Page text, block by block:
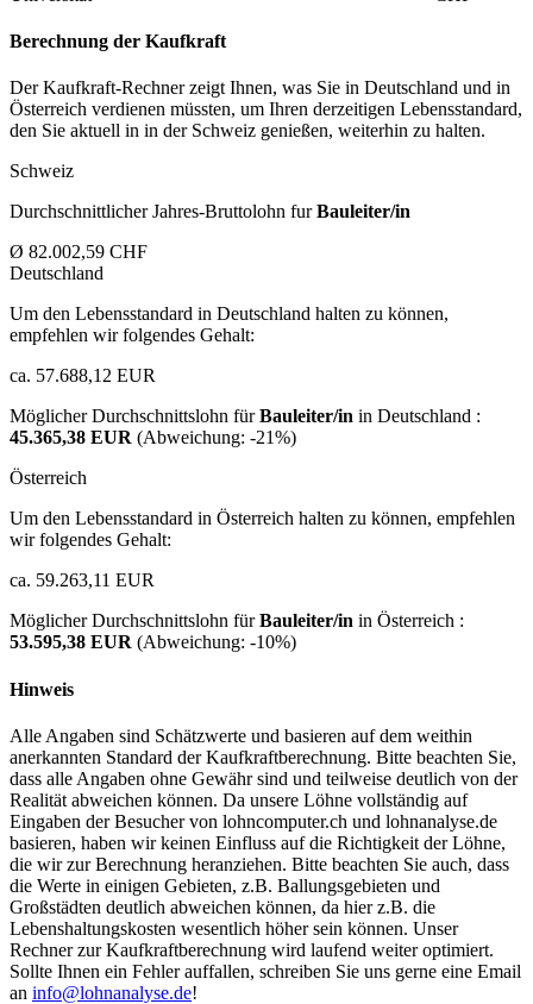
Berechnung der Kaufkraft
Der Kaufkraft-Rechner zeigt Ihnen, was Sie in Deutschland und in
Österreich verdienen müssten, um Ihren derzeitigen Lebensstandard,
den Sie aktuell in in der Schweiz genießen, weiterhin zu halten.
Schweiz
Durchschnittlicher Jahres-Bruttolohn furBauleiter/in
Ø 82.002,59 CHF
Deutschland
Um den Lebensstandard in Deutschland halten zu können,
empfehlen wir folgendes Gehalt:
ca. 57.688,12 EUR
Möglicher Durchschnittslohn fürBauleiter/in in Deutschland :
45.365,38 EUR (Abweichung: -21%)
Österreich
Um den Lebensstandard in Österreich halten zu können, empfehlen
wir folgendes Gehalt:
ca. 59.263,11 EUR
Möglicher Durchschnittslohn fürBauleiter/in in Österreich :
53.595,38 EUR (Abweichung: -10%)
Hinweis
Alle Angaben sind Schätzwerte und basieren auf dem weithin
anerkannten Standard der Kaufkraftberechnung. Bitte beachten Sie,
dass alle Angaben ohne Gewähr sind und teilweise deutlich von der
Realität abweichen können. Da unsere Löhne vollständig auf
Eingaben der Besucher von lohncomputer.ch und lohnanalyse.de
basieren, haben wir keinen Einfluss auf die Richtigkeit der Löhne,
die wir zur Berechnung heranziehen. Bitte beachten Sie auch, dass
die Werte in einigen Gebieten, z.B. Ballungsgebieten und
Großstädten deutlich abweichen können, da hier z.B. die
Lebenshaltungskosten wesentlich höher sein können. Unser
Rechner zur Kaufkraftberechnung wird laufend weiter optimiert.
Sollte Ihnen ein Fehler auffallen, schreiben Sie uns gerne eine Email
an info@lohnanalyse.de!